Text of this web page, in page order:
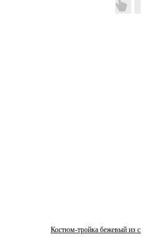
Костюм-тройка бежевый из